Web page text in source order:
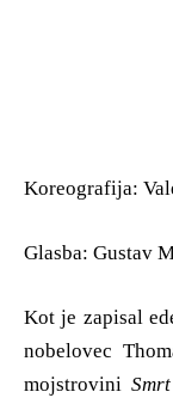
Koreografija:
Glasba: Gustav
Kot je zapisal
nobelovec
mojstrovini